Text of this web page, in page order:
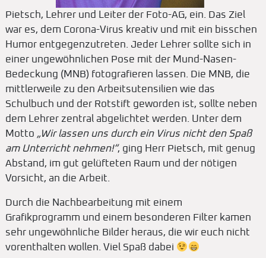
Pietsch, Lehrer und Leiter der Foto-AG, ein. Das Ziel
war es, dem Corona-Virus kreativ und mit ein bisschen
Humor entgegenzutreten. Jeder Lehrer sollte sich in
einer ungewöhnlichen Pose mit der Mund-Nasen-
Bedeckung (MNB) fotografieren lassen. Die MNB, die
mittlerweile zu den Arbeitsutensilien wie das
Schulbuch und der Rotstift geworden ist, sollte neben
dem Lehrer zentral abgelichtet werden. Unter dem
Motto „Wir lassen uns durch ein Virus nicht den Spaß
am Unterricht nehmen!“, ging Herr Pietsch, mit genug
Abstand, im gut gelüfteten Raum und der nötigen
Vorsicht, an die Arbeit.
Durch die Nachbearbeitung mit einem
Grafikprogramm und einem besonderen Filter kamen
sehr ungewöhnliche Bilder heraus, die wir euch nicht
vorenthalten wollen. Viel Spaß dabei